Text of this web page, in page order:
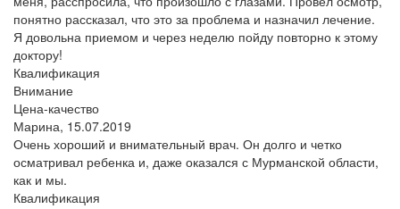
понятно рассказал, что это за проблема и назначил лечение.
Я довольна приемом и через неделю пойду повторно к этому
доктору!
Квалификация
Внимание
Цена-качество
Марина, 15.07.2019
Очень хороший и внимательный врач. Он долго и четко
осматривал ребенка и, даже оказался с Мурманской области,
как и мы.
Квалификация